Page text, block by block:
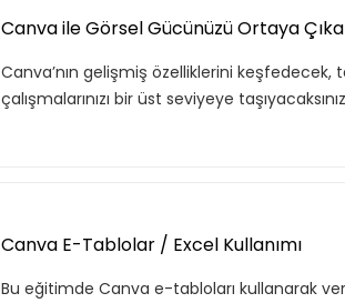
Canva ile Görsel Gücünüzü Ortaya
Canva’nın gelişmiş özelliklerini
çalışmalarınızı bir üst seviyeye
Canva E-Tablolar / Excel Kullanımı
Bu eğitimde Canva e-tabloları kullanarak